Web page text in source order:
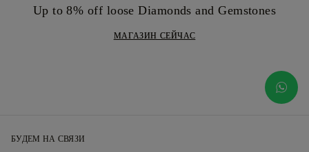
Up to 8% off loose Diamonds and Gemstones
МАГАЗИН СЕЙЧАС
БУДЕМ НА СВЯЗИ